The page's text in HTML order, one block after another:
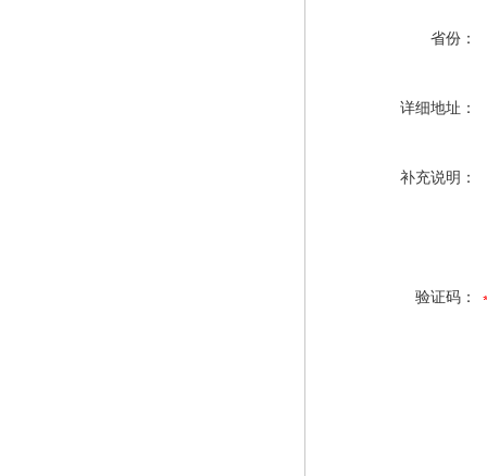
省份：
详细地址：
补充说明：
验证码：